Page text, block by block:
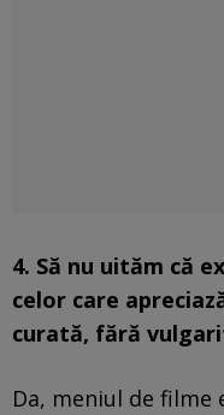
4. Să nu uităm că
celor care
curată, fără
Da, meniul de